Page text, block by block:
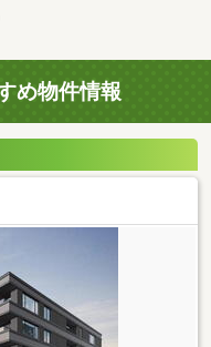
め物件情報